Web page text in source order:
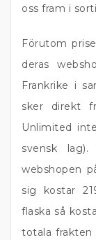
oss fram i
Förutom
deras
Frankrike i
sker direkt
Unlimited
svensk
webshopen
sig kostar
flaska så
totala